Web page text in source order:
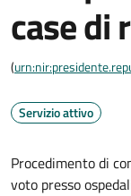
case di
(
Servizio attivo
Procedimento di
voto presso